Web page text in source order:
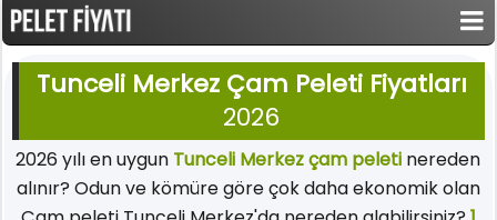
Tunceli Merkez Çam Peleti Fiyatları
2026
2026 yılı en uygun Tunceli Merkez çam peleti nereden
alınır? Odun ve kömüre göre çok daha ekonomik olan